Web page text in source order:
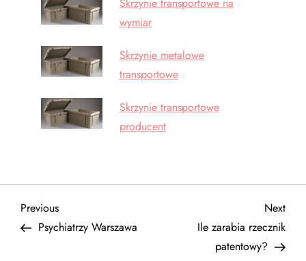
wymiar
Skrzynie metalowe
transportowe
Skrzynie transportowe
producent
N
Previous
Post
Previous
Psychiatrzy Warszawa
Next
Post
Next
Ile zarabia rzecznik
patentowy?